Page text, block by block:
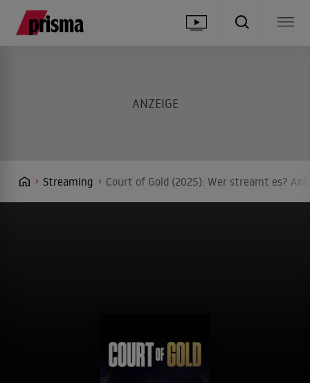
Streaming Court of Gold (2025): Wer streamt es?